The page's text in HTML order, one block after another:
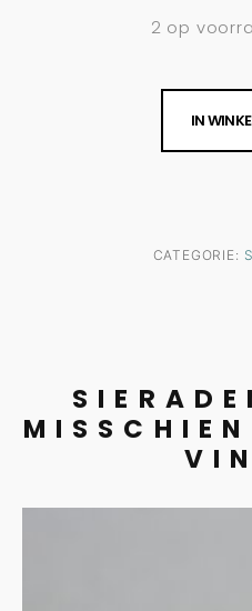
2 op
IN
CATEGORIE: